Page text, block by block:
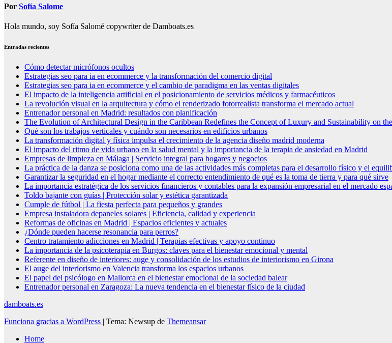
Por Sofía Salome
Hola mundo, soy Sofía Salomé copywriter de Damboats.es
Entradas recientes
Cómo detectar micrófonos ocultos
Estrategias seo para ia en ecommerce y la transformación del comercio digital
Estrategias seo para ia en ecommerce y el cambio de paradigma en las ventas digitales
El impacto de la inteligencia artificial en el posicionamiento de servicios médicos y farmacéuticos
La revolución visual en la arquitectura y cómo el renderizado fotorrealista transforma el mercado actual
Entrenador personal en Madrid: resultados con planificación
The Evolution of Architectural Design in the Caribbean Redefines the Concept of Luxury and Sustainability on
Qué son los trabajos verticales y cuándo son necesarios en edificios urbanos
La transformación digital y física impulsa el crecimiento de la agencia diseño madrid moderna
El impacto del ritmo de vida urbano en la salud mental y la importancia de la terapia de ansiedad en Madrid
Empresas de limpieza en Málaga | Servicio integral para hogares y negocios
La práctica de la danza se posiciona como una de las actividades más completas para el desarrollo físico y el
Garantizar la seguridad en el hogar mediante el correcto entendimiento de qué es la toma de tierra y para qué sirve
La importancia estratégica de los servicios financieros y contables para la expansión empresarial en el mercado
Toldo bajante con guías | Protección solar y estética garantizada
Cumple de fútbol | La fiesta perfecta para pequeños y grandes
Empresa instaladora depaneles solares | Eficiencia, calidad y experiencia
Reformas de oficinas en Madrid | Espacios eficientes y actuales
¿Dónde pueden hacerse resonancia para perros?
Centro tratamiento adicciones en Madrid | Terapias efectivas y apoyo continuo
La importancia de la psicoterapia en Burgos: claves para el bienestar emocional y mental
Referente en diseño de interiores: auge y consolidación de los estudios de interiorismo en Girona
El auge del interiorismo en Valencia transforma los espacios urbanos
El papel del psicólogo en Mallorca en el bienestar emocional de la sociedad balear
Entrenador personal en Zaragoza: La nueva tendencia en el bienestar físico de la ciudad
damboats.es
Funciona gracias a WordPress | Tema: Newsup de Themeansar
Home